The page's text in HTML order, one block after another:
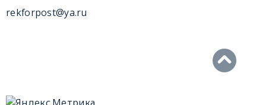
rekforpost@ya.ru